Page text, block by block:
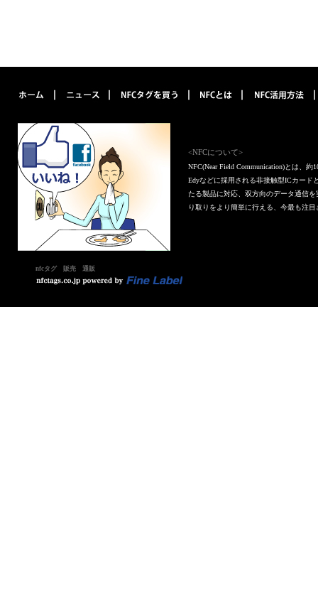
<NFCについて>
NFC(Near Field Communication)とは、
Edyなどに採用される非接触型ICカード
たる製品に対応、双方向のデータ通信
り取りをより簡単に行える、今最も注
nfcタグ 販売 通販